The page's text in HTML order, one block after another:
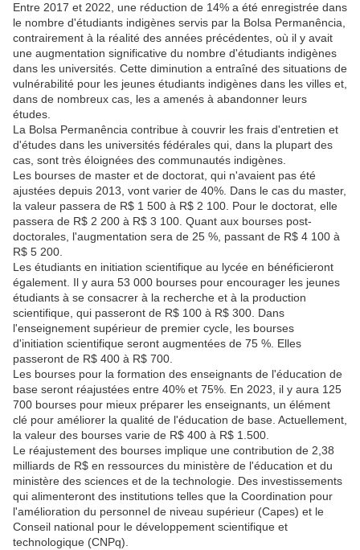
Entre 2017 et 2022, une réduction de 14% a été enregistrée dans
le nombre d'étudiants indigènes servis par la Bolsa Permanência,
contrairement à la réalité des années précédentes, où il y avait
une augmentation significative du nombre d'étudiants indigènes
dans les universités. Cette diminution a entraîné des situations de
vulnérabilité pour les jeunes étudiants indigènes dans les villes et,
dans de nombreux cas, les a amenés à abandonner leurs
études.
La Bolsa Permanência contribue à couvrir les frais d'entretien et
d'études dans les universités fédérales qui, dans la plupart des
cas, sont très éloignées des communautés indigènes.
Les bourses de master et de doctorat, qui n'avaient pas été
ajustées depuis 2013, vont varier de 40%. Dans le cas du master,
la valeur passera de R$ 1 500 à R$ 2 100. Pour le doctorat, elle
passera de R$ 2 200 à R$ 3 100. Quant aux bourses post-
doctorales, l'augmentation sera de 25 %, passant de R$ 4 100 à
R$ 5 200.
Les étudiants en initiation scientifique au lycée en bénéficieront
également. Il y aura 53 000 bourses pour encourager les jeunes
étudiants à se consacrer à la recherche et à la production
scientifique, qui passeront de R$ 100 à R$ 300. Dans
l'enseignement supérieur de premier cycle, les bourses
d'initiation scientifique seront augmentées de 75 %. Elles
passeront de R$ 400 à R$ 700.
Les bourses pour la formation des enseignants de l'éducation de
base seront réajustées entre 40% et 75%. En 2023, il y aura 125
700 bourses pour mieux préparer les enseignants, un élément
clé pour améliorer la qualité de l'éducation de base. Actuellement,
la valeur des bourses varie de R$ 400 à R$ 1.500.
Le réajustement des bourses implique une contribution de 2,38
milliards de R$ en ressources du ministère de l'éducation et du
ministère des sciences et de la technologie. Des investissements
qui alimenteront des institutions telles que la Coordination pour
l'amélioration du personnel de niveau supérieur (Capes) et le
Conseil national pour le développement scientifique et
technologique (CNPq).